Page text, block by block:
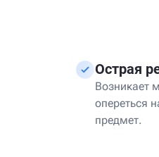
Острая
Возникает
опереться
предмет.